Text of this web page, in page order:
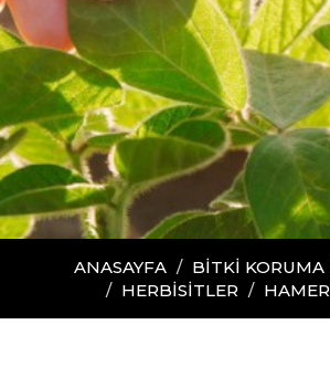
ANASAYFA
BİTKİ KORUMA
HERBİSİTLER